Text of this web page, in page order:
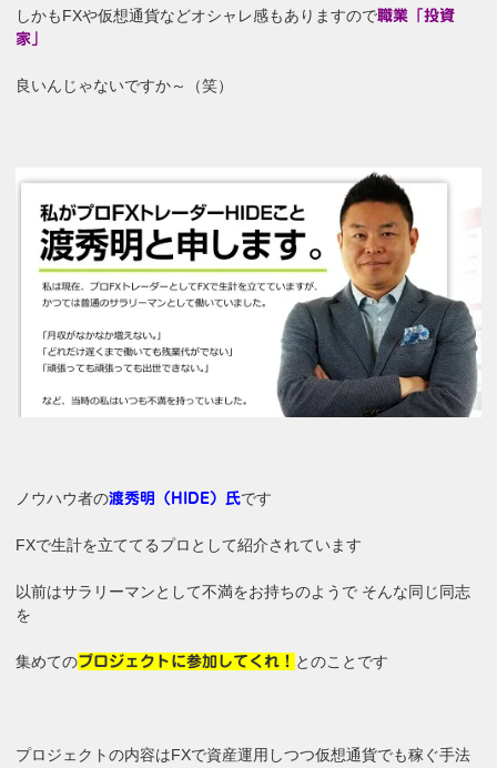
しかもFXや仮想通貨などオシャレ感もありますので職業「投資
家」
良いんじゃないですか～（笑）
ノウハウ者の渡秀明（HIDE）氏です
FXで生計を立ててるプロとして紹介されています
以前はサラリーマンとして不満をお持ちのようで そんな同じ同志
を
集めてのプロジェクトに参加してくれ！ とのことです
プロジェクトの内容はFXで資産運用しつつ仮想通貨でも稼ぐ手法